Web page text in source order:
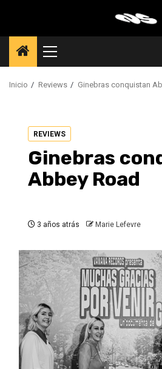
contenido
Menú
principal
Inicio Reviews Ginebras conquistan
REVIEWS
Ginebras
Abbey Road
3 años atrás Marie Lefevre